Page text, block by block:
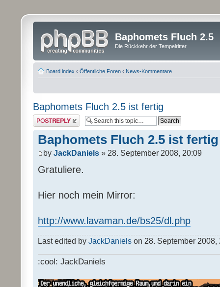
Baphomets Fluch 2.5
Die Rückkehr der Tempelritter
Board index ‹ Öffentliche Foren ‹ News-Kommentare
Baphomets Fluch 2.5 ist fertig
Post a reply
Baphomets Fluch 2.5 ist fertig
by JackDaniels » 28. September 2008, 20:09
Gratuliere.
Hier noch mein Mirror:
http://www.lavaman.de/bs25/dl.php
Last edited by JackDaniels on 28. September
:cool: JackDaniels